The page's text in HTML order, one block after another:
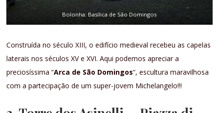
Bolonha: Basílica de São Domingos
Construída no século XIII, o edifício medieval recebeu as capelas
laterais nos séculos XV e XVI. Aqui podemos apreciar a
preciosíssima “Arca de São Domingos“, escultura maravilhosa
com a partecipação de um super-jovem Michelangelo!!!